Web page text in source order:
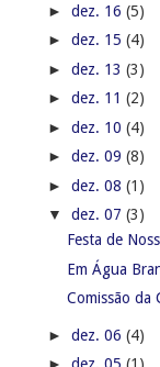
► dez. 16 (5)
► dez. 15 (4)
► dez. 13 (3)
► dez. 11 (2)
► dez. 10 (4)
► dez. 09 (8)
► dez. 08 (1)
▼ dez. 07 (3)
Festa de
Em Água
Comissão da
► dez. 06 (4)